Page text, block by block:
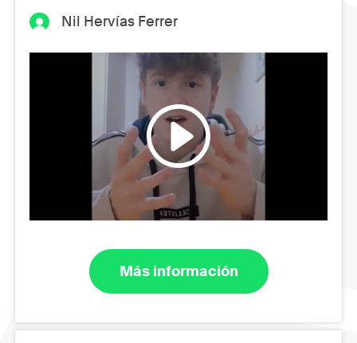
Nil Hervías Ferrer
Más información